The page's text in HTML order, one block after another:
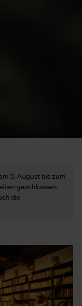
3. August bis zum
geschlossen.
die